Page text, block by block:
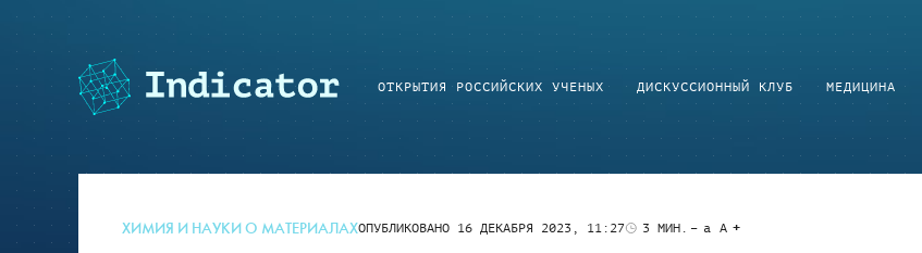
ОТКРЫТИЯ РОССИЙСКИХ УЧЕНЫХ ДИСКУССИОННЫЙ КЛУБ МЕДИЦИНА
ХИМИЯ И НАУКИ О МАТЕРИАЛАХОПУБЛИКОВАНО 16 ДЕКАБРЯ 2023, 11:27 3 МИН. a A